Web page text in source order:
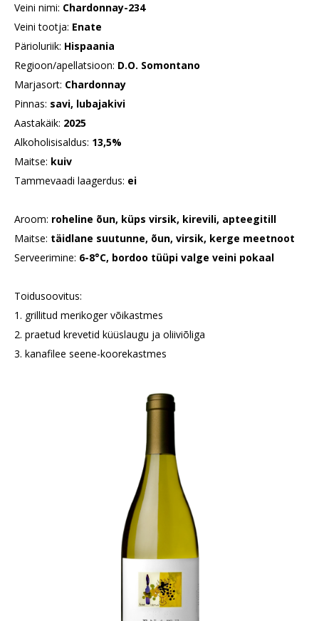
Veini nimi: Chardonnay-234
Veini tootja: Enate
Pärioluriik: Hispaania
Regioon/apellatsioon: D.O. Somontano
Marjasort: Chardonnay
Pinnas: savi, lubajakivi
Aastakäik: 2025
Alkoholisisaldus: 13,5%
Maitse: kuiv
Tammevaadi laagerdus: ei
Aroom: roheline õun, küps virsik, kirevili, apteegitill
Maitse: täidlane suutunne, õun, virsik, kerge meetnoot
Serveerimine: 6-8°C, bordoo tüüpi valge veini pokaal
Toidusoovitus:
1. grillitud merikoger võikastmes
2. praetud krevetid küüslaugu ja oliiviõliga
3. kanafilee seene-koorekastmes